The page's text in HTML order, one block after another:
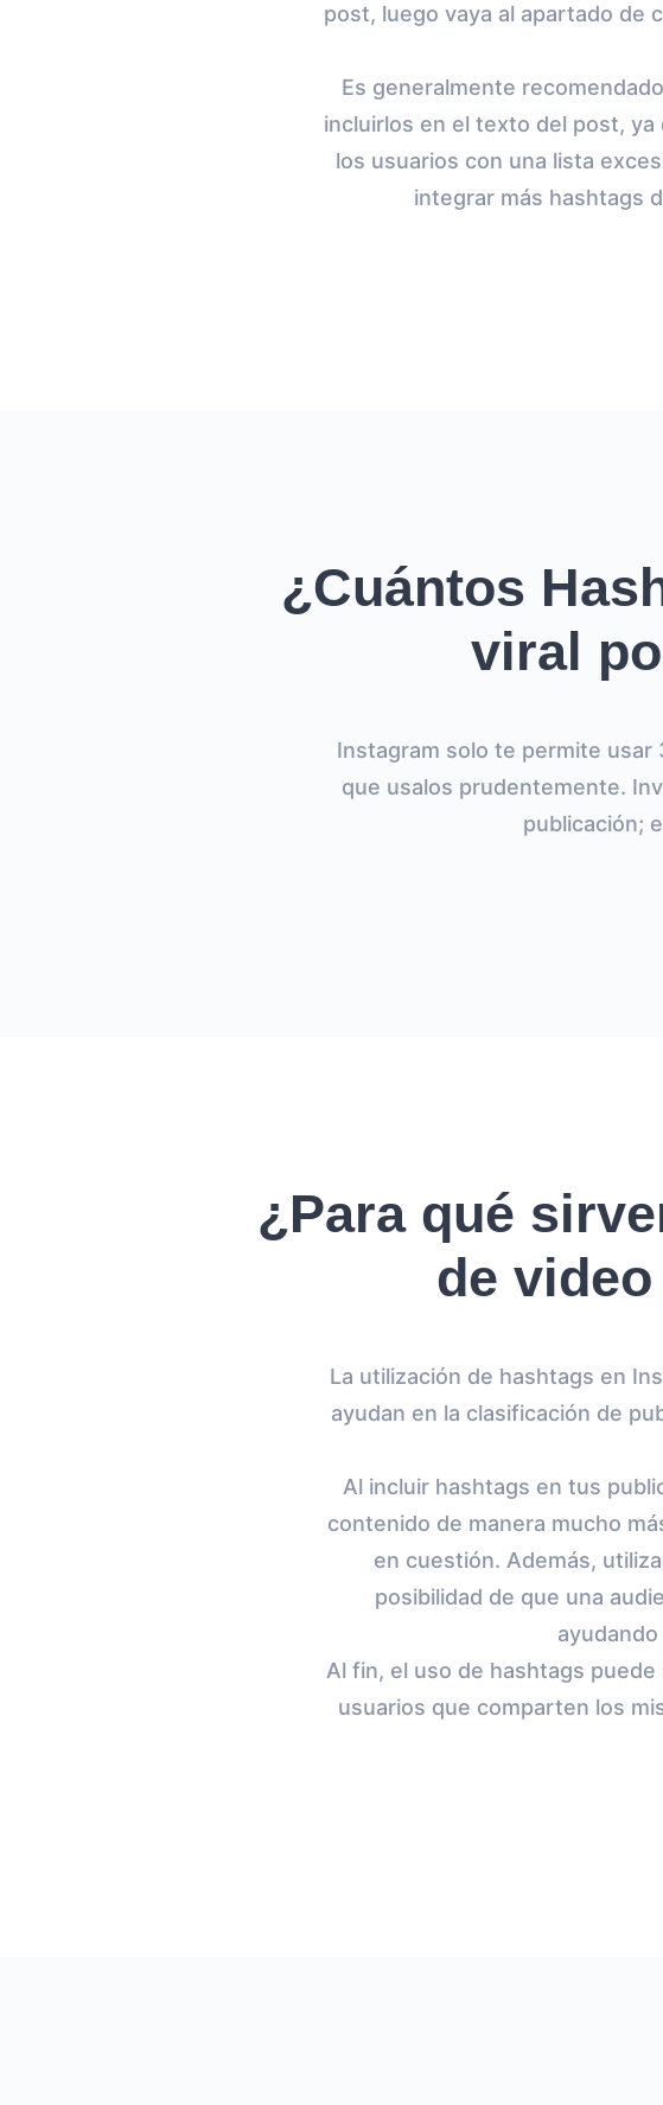
post, luego vaya al apartado de
Es generalmente
incluirlos en el texto del post,
los usuarios con una lista
integrar más hashtags
¿Cuántos
viral
Instagram solo te permite usar
que usalos prudentemente.
publicación;
¿Para qué
de
La utilización de hashtags en
ayudan en la clasificación de
Al incluir hashtags en tus
contenido de manera mucho
en cuestión. Además,
posibilidad de que una
Al fin, el uso de hashtags
usuarios que comparten los